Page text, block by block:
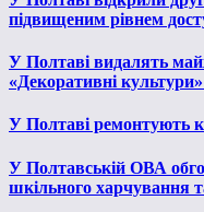
підвищеним рівнем
У Полтаві видалять
«Декоративні
У Полтаві ремонтують
У Полтавській ОВА
шкільного харчування